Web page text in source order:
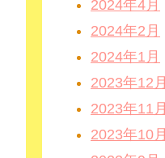
2024年4月
2024年2月
2024年1月
2023年12月
2023年11月
2023年10月